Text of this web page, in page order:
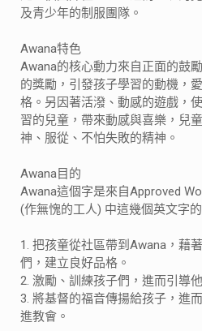
及青少年的制服團隊。
Awana特色
Awana的核心動力來自正面的鼓
的獎勵，引發孩子學習的動機，
格。另因著活潑、動感的遊戲，
習的兒童，帶來動感與喜樂，兒
神、服從、不怕失敗的精神。
Awana目的
Awana這個字是來自Approved
(作無愧的工人) 中這幾個英文字的
1. 把孩童從社區帶到Awana，藉
們，建立良好品格。
2. 激勵、訓練孩子們，進而引導
3. 將基督的福音傳揚給孩子，進
進教會。